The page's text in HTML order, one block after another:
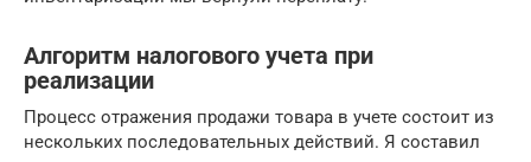
Алгоритм налогового учета при
реализации
Процесс отражения продажи товара в учете состоит из
нескольких последовательных действий. Я составил